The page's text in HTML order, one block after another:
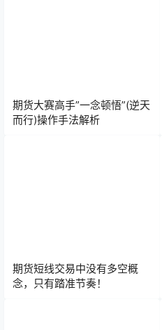
期货大赛高手”一念顿悟”(逆天
而行)操作手法解析
期货短线交易中没有多空概
念，只有踏准节奏！